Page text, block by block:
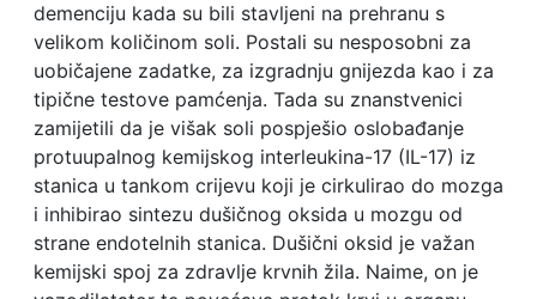
demenciju kada su bili stavljeni na prehranu s
velikom količinom soli. Postali su nesposobni za
uobičajene zadatke, za izgradnju gnijezda kao i za
tipične testove pamćenja. Tada su znanstvenici
zamijetili da je višak soli pospješio oslobađanje
protuupalnog kemijskog interleukina-17 (IL-17) iz
stanica u tankom crijevu koji je cirkulirao do mozga
i inhibirao sintezu dušičnog oksida u mozgu od
strane endotelnih stanica. Dušični oksid je važan
kemijski spoj za zdravlje krvnih žila. Naime, on je